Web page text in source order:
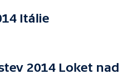
Itálie
2014 Loket nad